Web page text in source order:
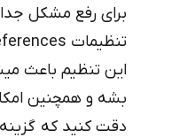
تنظیمات Preferences برنامه برید و از زیرشاخه تایپ آپشن‌های Indic رو فعال کنید.
این تنظیم باعث
بشه و همچنین
دقت کنید که گزینه preferences در ویندوز در منوی Edit قرار داره.